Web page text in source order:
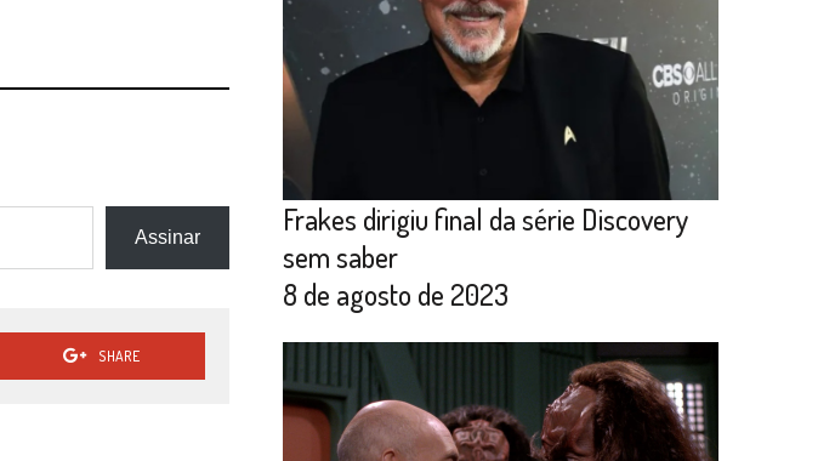
Assinar
SHARE
Frakes dirigiu final da série Discovery
sem saber
8 de agosto de 2023